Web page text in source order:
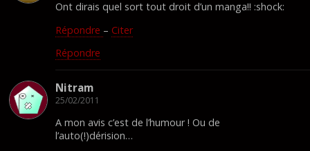
Ont dirais quel sort tout droit d’un manga!! :shock:
Répondre – Citer
Répondre
Nitram
25/02/2011
A mon avis c’est de l’humour ! Ou de
l’auto(!)dérision…